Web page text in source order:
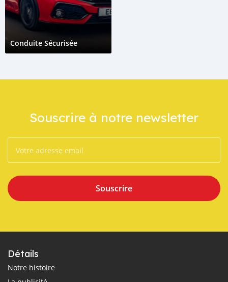
Conduite Sécurisée
Souscrire à notre newsletter
Souscrire
Détails
Notre histoire